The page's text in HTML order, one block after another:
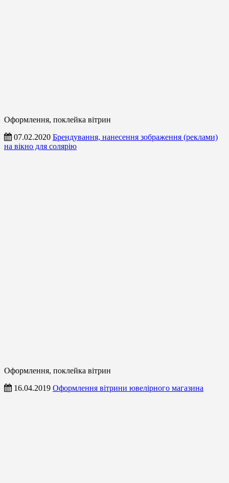
Оформлення, поклейка вітрин
07.02.2020 Брендування, нанесення зображення (реклами)
на вікно для солярію
Оформлення, поклейка вітрин
16.04.2019 Оформлення вітрини ювелірного магазина